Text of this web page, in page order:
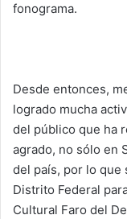
fonograma.
Desde entonces,
logrado mucha
del público que ha
agrado, no sólo en
del país, por lo que
Distrito Federal
Cultural Faro del